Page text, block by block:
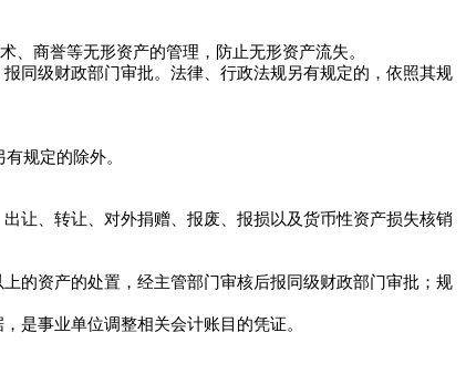
商誉等无形资产的管理，防止无形资产流失。
同级财政部门审批。法律、行政法规另有规定的，依照其规
规定的除外。
、转让、对外捐赠、报废、报损以及货币性资产损失核销
的资产的处置，经主管部门审核后报同级财政部门审批；规
事业单位调整相关会计账目的凭证。